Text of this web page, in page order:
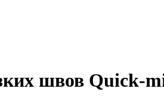
швов Quick-